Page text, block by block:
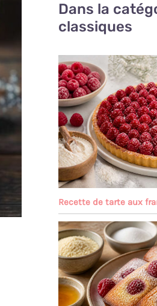
Dans la
classiques
Recette de tarte aux